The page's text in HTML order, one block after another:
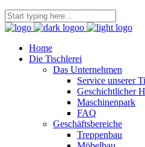
Home
Die Tischlerei
Das Unternehmen
Service unserer
Geschichtlicher
Maschinenpark
FAQ
Geschäftsbereiche
Treppenbau